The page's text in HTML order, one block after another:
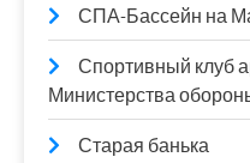
СПА-Бассейн на
Спортивный клуб
Министерства
Старая банька